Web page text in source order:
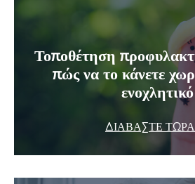
Τοποθέτηση
πώς να το κάνετε
ενοχλητικό
ΔΙΑΒΆΣΤΕ ΤΏΡΑ